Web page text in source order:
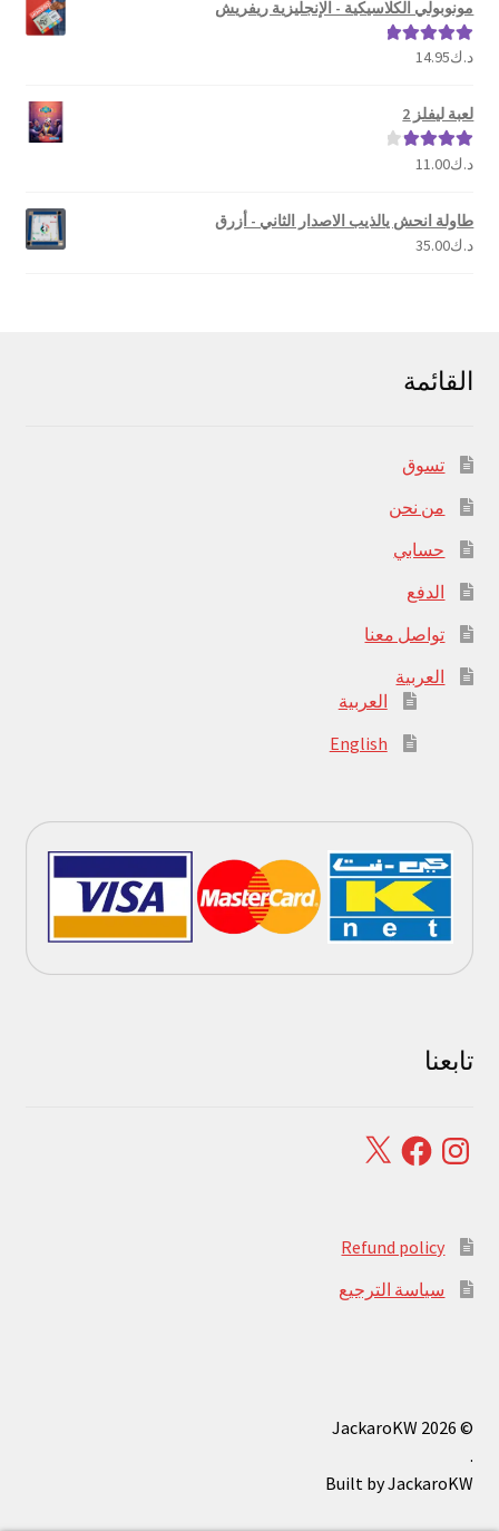
مونوبولي الكلاسيكية - الإنجليزية ريفريش
تم التقييم
د.ك14.95
لعبة ليفلز 2
تم التقييم
د.ك11.00
طاولة انحش يالذيب الاصدار الثاني - أزرق
د.ك35.00
القائمة
تسوق
من نحن
حسابي
الدفع
تواصل معنا
العربية
العربية
English
تابعنا
Instagram
Facebook
X
Refund policy
سياسة الترجيع
© JackaroKW 2026
.